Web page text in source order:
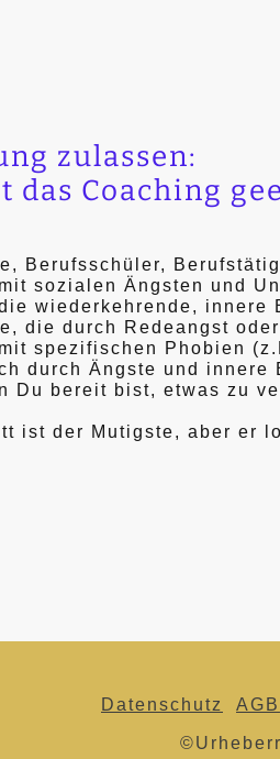
zulassen:
das Coaching
Berufsschüler,
sozialen Ängsten und
wiederkehrende,
die durch Redeangst
spezifischen Phobien
durch Ängste und innere
Du bereit bist, etwas zu
ist der Mutigste, aber er
Datenschutz AGB